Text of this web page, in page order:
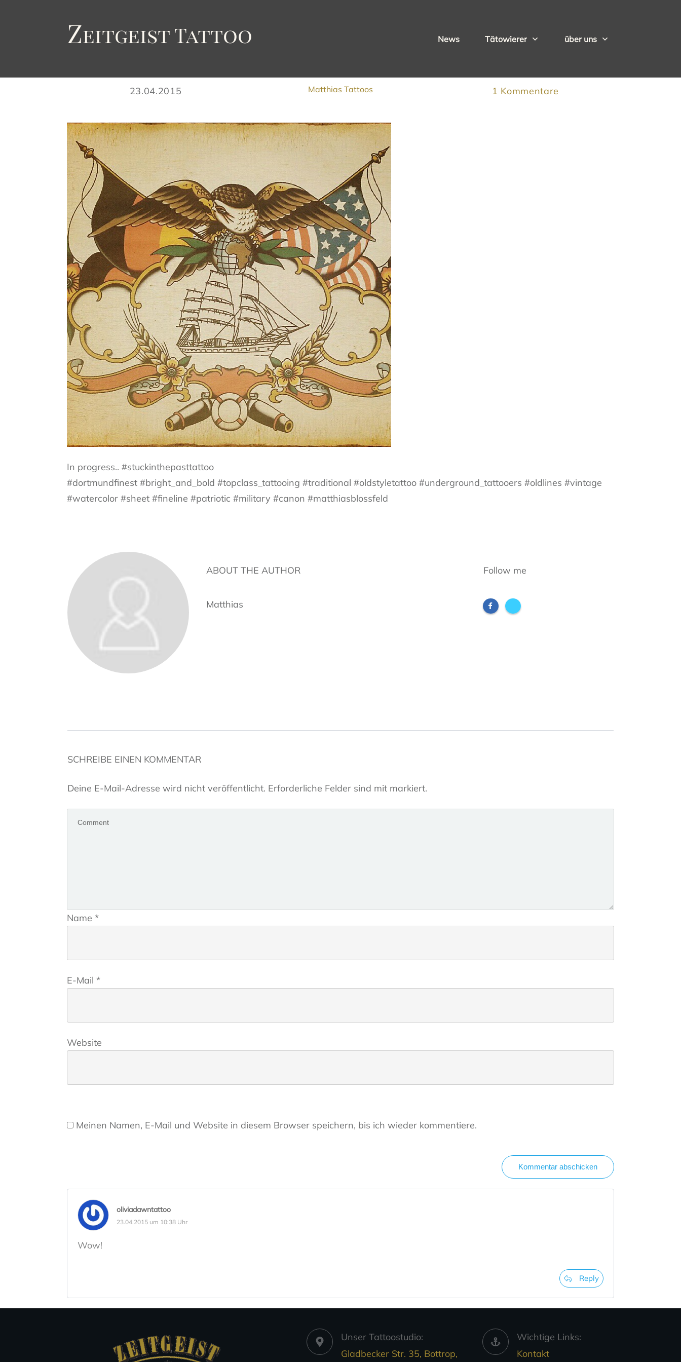
ZeitgeistTattoo News Tätowierer über uns
23.04.2015 Matthias Tattoos 1 Kommentare
In progress.. #stuckinthepasttattoo
#dortmundfinest #bright_and_bold #topclass_tattooing #traditional #oldstyletattoo #underground_tattooers #oldlines #vintage
#watercolor #sheet #fineline #patriotic #military #canon #matthiasblossfeld
ABOUT THE AUTHOR
Matthias
Follow me
SCHREIBE EINEN KOMMENTAR
Deine E-Mail-Adresse wird nicht veröffentlicht. Erforderliche Felder sind mit markiert.
Name *
E-Mail *
Website
Meinen Namen, E-Mail und Website in diesem Browser speichern, bis ich wieder kommentiere.
Kommentar abschicken
oliviadawntattoo
23.04.2015 um 10:38 Uhr
Wow!
Reply
Unser Tattoostudio:
Gladbecker Str. 35, Bottrop,
Wichtige Links:
Kontakt